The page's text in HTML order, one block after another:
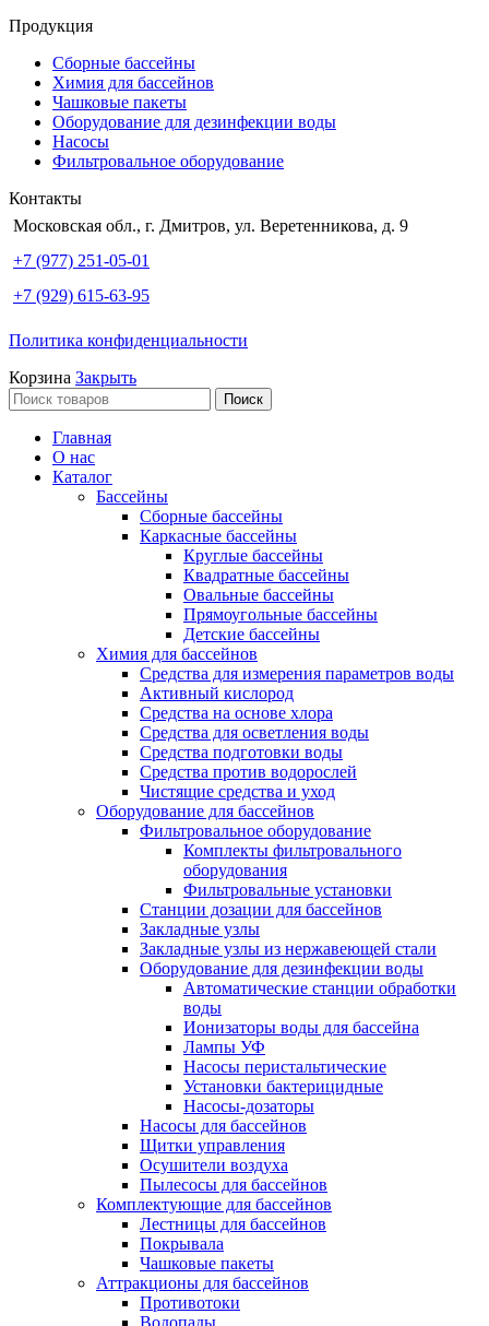
Продукция
Сборные бассейны
Химия для бассейнов
Чашковые пакеты
Оборудование для дезинфекции воды
Насосы
Фильтровальное оборудование
Контакты
Московская обл., г. Дмитров, ул. Веретенникова, д. 9
+7 (977) 251-05-01
+7 (929) 615-63-95
Политика конфиденциальности
Корзина Закрыть
Поиск
Главная
О нас
Каталог
Бассейны
Сборные бассейны
Каркасные бассейны
Круглые бассейны
Квадратные бассейны
Овальные бассейны
Прямоугольные бассейны
Детские бассейны
Химия для бассейнов
Средства для измерения параметров воды
Активный кислород
Средства на основе хлора
Средства для осветления воды
Средства подготовки воды
Средства против водорослей
Чистящие средства и уход
Оборудование для бассейнов
Фильтровальное оборудование
Комплекты фильтровального
оборудования
Фильтровальные установки
Станции дозации для бассейнов
Закладные узлы
Закладные узлы из нержавеющей стали
Оборудование для дезинфекции воды
Автоматические станции обработки
воды
Ионизаторы воды для бассейна
Лампы УФ
Насосы перистальтические
Установки бактерицидные
Насосы-дозаторы
Насосы для бассейнов
Щитки управления
Осушители воздуха
Пылесосы для бассейнов
Комплектующие для бассейнов
Лестницы для бассейнов
Покрывала
Чашковые пакеты
Аттракционы для бассейнов
Противотоки
Водопады